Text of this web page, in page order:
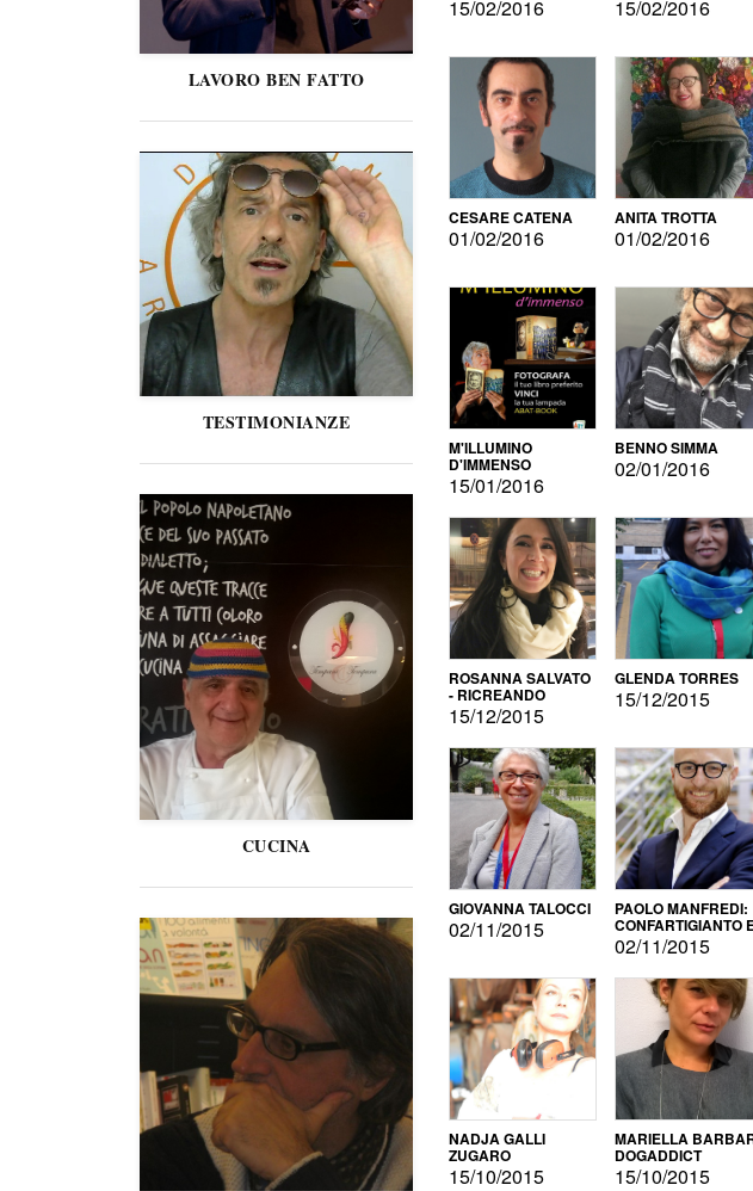
LAVORO BEN FATTO
TESTIMONIANZE
CUCINA
15/02/2016 15/02/2016
CESARE CATENA
01/02/2016
ANITA TROTTA
01/02/2016
M'ILLUMINO
D'IMMENSO
15/01/2016
BENNO SIMMA
02/01/2016
ROSANNA SALVATO
- RICREANDO
15/12/2015
GLENDA TORRES
15/12/2015
GIOVANNA TALOCCI
02/11/2015
PAOLO MANFREDI:
CONFARTIGIANTO
SONDAGGIO
02/11/2015
NADJA GALLI
ZUGARO
15/10/2015
MARIELLA
DOGADDICT
15/10/2015